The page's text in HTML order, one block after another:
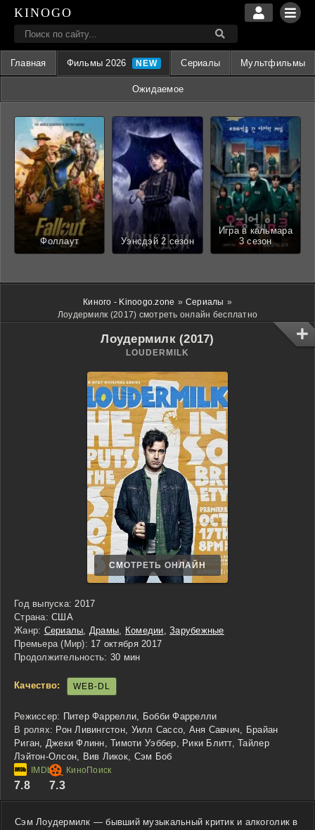
KINOGO
Главная Фильмы 2026 Сериалы Мультфильмы
Ожидаемое
Фоллаут Уэнсдэй 2 сезон
Игра в кальмара
3 сезон
Киного - Kinoogo.zone » Сериалы »
Лоудермилк (2017) смотреть онлайн бесплатно
Лоудермилк (2017)
LOUDERMILK
СМОТРЕТЬ ОНЛАЙН
Год выпуска: 2017
Страна: США
Жанр: Сериалы Драмы Комедии ,Зарубежные
Премьера (Мир): 17 октября 2017
Продолжительность: 30 мин
Качество: WEB-DL
Режиссер: Питер Фаррелли, Бобби Фаррелли
В ролях: Рон Ливингстон, Уилл Сассо, Аня Савчич, Брайан
Риган, Джеки Флинн, Тимоти Уэббер, Рики Блитт, Тайлер
Лэйтон-Олсон, Вив Ликок, Сэм Боб
7.8 7.3
Сэм Лоудермилк — бывший музыкальный критик и алкоголик в